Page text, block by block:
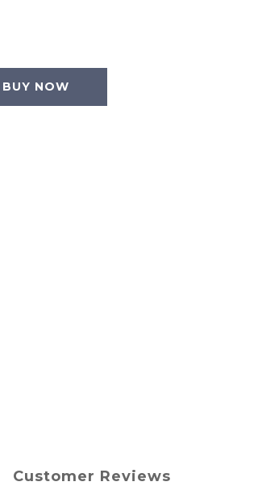
BUY NOW
Customer Reviews